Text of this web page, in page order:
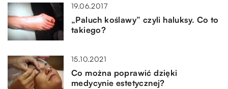
19.06.2017
„Paluch koślawy” czyli haluksy. Co to
takiego?
15.10.2021
Co można poprawić dzięki
medycynie estetycznej?